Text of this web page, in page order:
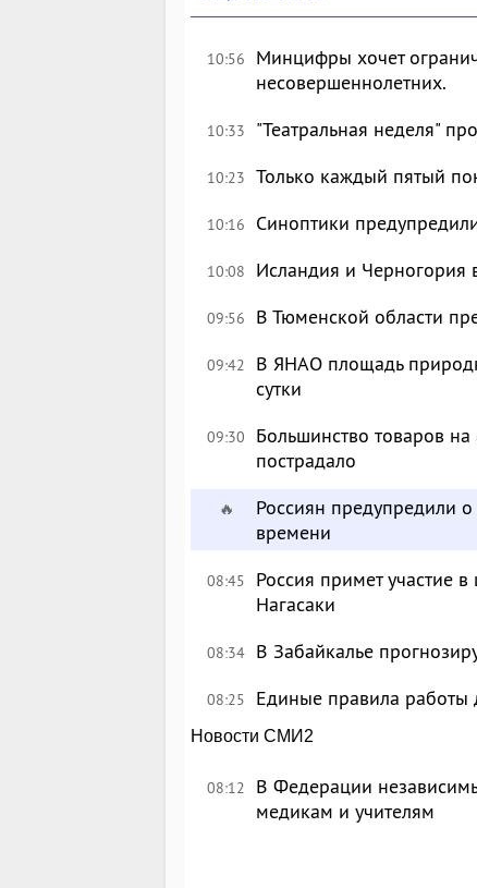
10:56
Минцифры хочет
несовершеннолетних.
10:33 "Театральная неделя"
10:23 Только каждый пятый
10:16 Синоптики
10:08 Исландия и Черногория
09:56 В Тюменской области
09:42
В ЯНАО площадь
сутки
09:30
Большинство товаров
пострадало
🔥
Россиян предупредили
времени
08:45
Россия примет участие
Нагасаки
08:34 В Забайкалье
08:25 Единые правила работы
Новости СМИ2
08:12
В Федерации
медикам и учителям